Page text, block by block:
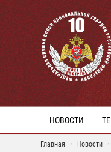
НОВОСТИ
Главная Новости